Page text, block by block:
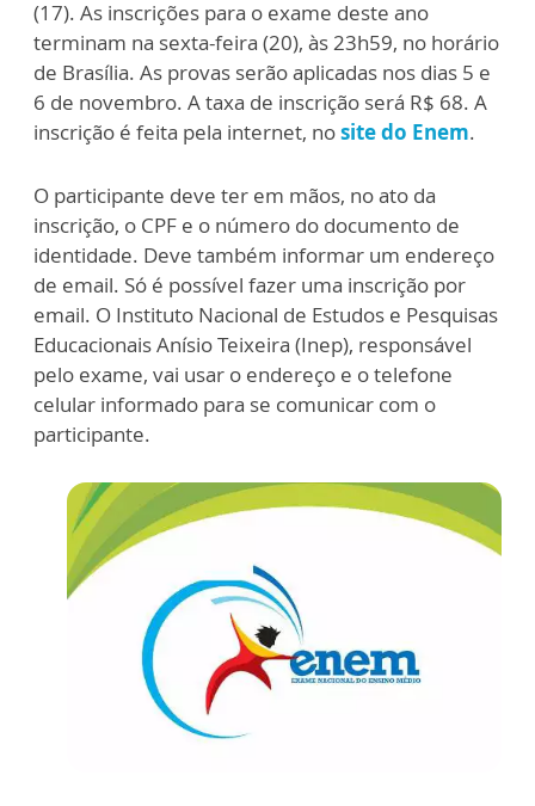
(17). As inscrições para o exame deste ano
terminam na sexta-feira (20), às 23h59, no horário
de Brasília. As provas serão aplicadas nos dias 5 e
6 de novembro. A taxa de inscrição será R$ 68. A
inscrição é feita pela internet, nosite do Enem.
O participante deve ter em mãos, no ato da
inscrição, o CPF e o número do documento de
identidade. Deve também informar um endereço
de email. Só é possível fazer uma inscrição por
email. O Instituto Nacional de Estudos e Pesquisas
Educacionais Anísio Teixeira (Inep), responsável
pelo exame, vai usar o endereço e o telefone
celular informado para se comunicar com o
participante.